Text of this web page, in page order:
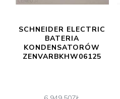
SCHNEIDER ELECTRIC
BATERIA
KONDENSATORÓW
ZENVARBKHW06125